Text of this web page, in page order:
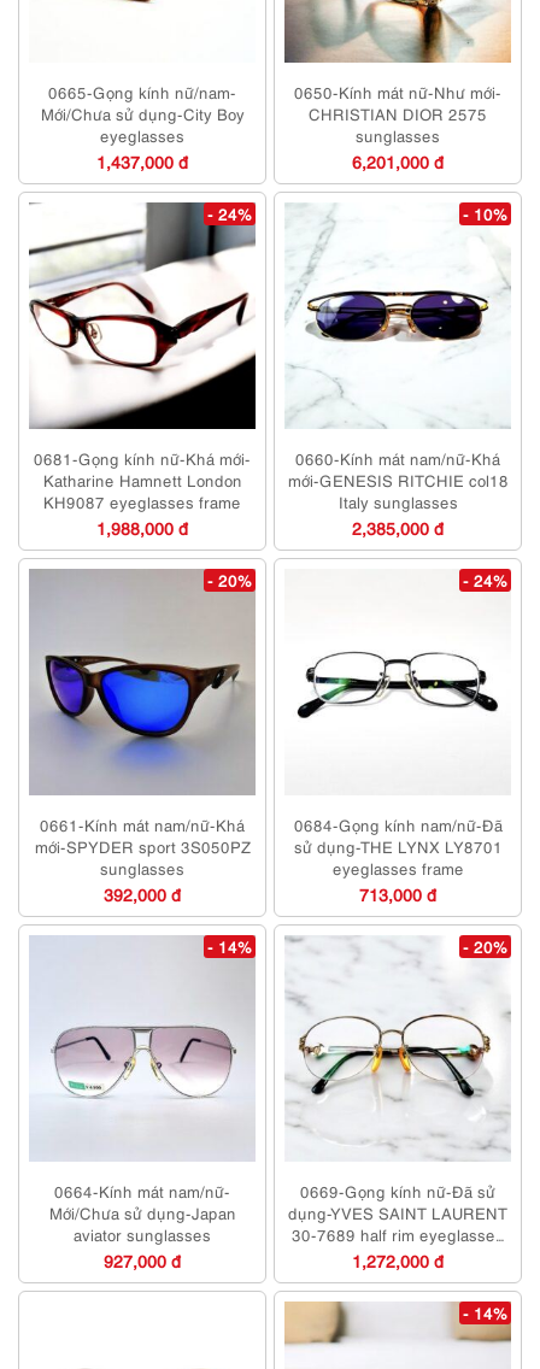
0665-Gọng kính nữ/nam-
Mới/Chưa sử dụng-City Boy
eyeglasses
1,437,000 đ
0650-Kính mát nữ-Như mới-
CHRISTIAN DIOR 2575
sunglasses
6,201,000 đ
- 24%
0681-Gọng kính nữ-Khá mới-
Katharine Hamnett London
KH9087 eyeglasses frame
1,988,000 đ
- 10%
0660-Kính mát nam/nữ-Khá
mới-GENESIS RITCHIE col18
Italy sunglasses
2,385,000 đ
- 20%
0661-Kính mát nam/nữ-Khá
mới-SPYDER sport 3S050PZ
sunglasses
392,000 đ
- 24%
0684-Gọng kính nam/nữ-Đã
sử dụng-THE LYNX LY8701
eyeglasses frame
713,000 đ
- 14%
0664-Kính mát nam/nữ-
Mới/Chưa sử dụng-Japan
aviator sunglasses
927,000 đ
- 20%
0669-Gọng kính nữ-Đã sử
dụng-YVES SAINT LAURENT
30-7689 half rim eyeglasses
frame
1,272,000 đ
- 14%